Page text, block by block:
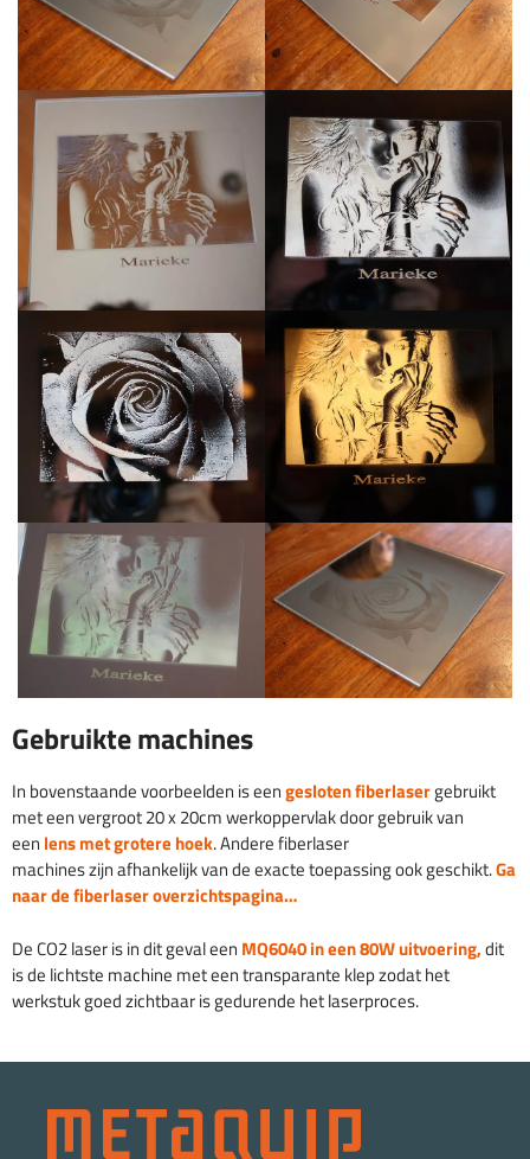
Gebruikte machines
In bovenstaande voorbeelden is eengesloten fiberlasergebruikt
met een vergroot 20 x 20cm werkoppervlak door gebruik van
een lens met grotere hoek. Andere fiberlaser
machines zijn afhankelijk van de exacte toepassing ook geschikt.Ga
naar de fiberlaser overzichtspagina…
De CO2 laser is in dit geval een MQ6040 in een 80W uitvoering,dit
is de lichtste machine met een transparante klep zodat het
werkstuk goed zichtbaar is gedurende het laserproces.